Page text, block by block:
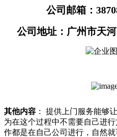
公司邮箱：
公司地址：广州市天
其他内容 ： 提供上门服务能够
为在这个过程中不需要自己进
作都是在自己公司进行，自然